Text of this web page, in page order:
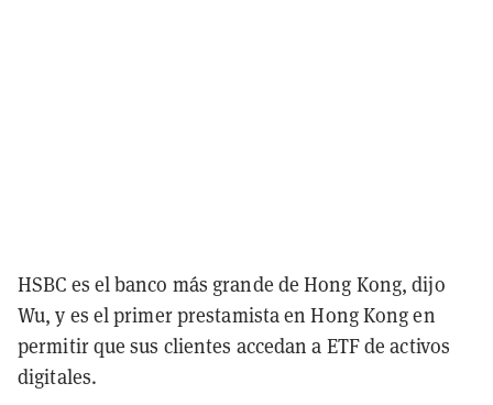
HSBC es el banco más grande de Hong Kong, dijo
Wu, y es el primer prestamista en Hong Kong en
permitir que sus clientes accedan a ETF de activos
digitales.